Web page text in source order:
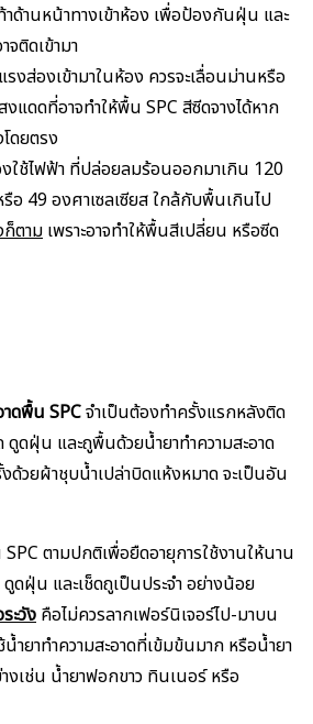
าด้านหน้าทางเข้าห้อง เพื่อป้องกันฝุ่น และ
ติดเข้ามา
รงส่องเข้ามาในห้อง ควรจะเลื่อนม่านหรือ
แดดที่อาจทำให้พื้น SPC สีซีดจางได้หาก
ดยตรง
งใช้ไฟฟ้า ที่ปล่อยลมร้อนออกมาเกิน 120
อ 49 องศาเซลเซียส ใกล้กับพื้นเกินไป
ก็ตาม เพราะอาจทำให้พื้นสีเปลี่ยน หรือซีด
าดพื้น SPCจำเป็นต้องทำครั้งแรกหลังติด
ดูดฝุ่น และถูพื้นด้วยน้ำยาทำความสะอาด
วยผ้าชุบน้ำเปล่าบิดแห้งหมาด จะเป็นอัน
ตามปกติเพื่อยืดอายุการใช้งานให้นาน
ดฝุ่น และเช็ดถูเป็นประจำ อย่างน้อย
ะวัง คือไม่ควรลากเฟอร์นิเจอร์ไป-มาบน
ำยาทำความสะอาดที่เข้มข้นมาก หรือน้ำยา
เช่น น้ำยาฟอกขาว ทินเนอร์ หรือ